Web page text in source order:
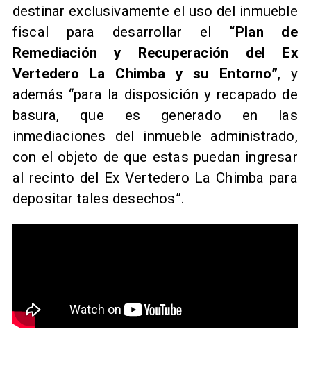
destinar exclusivamente el uso del inmueble
fiscal para desarrollar el “Plan de
Remediación y Recuperación del Ex
Vertedero La Chimba y su Entorno”, y
además “para la disposición y recapado de
basura, que es generado en las
inmediaciones del inmueble administrado,
con el objeto de que estas puedan ingresar
al recinto del Ex Vertedero La Chimba para
depositar tales desechos”.